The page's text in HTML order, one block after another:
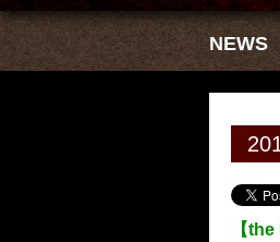
NEWS
【